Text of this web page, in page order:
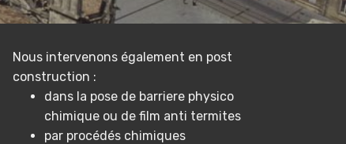
Nous intervenons également en post
construction :
dans la pose de barriere physico
chimique ou de film anti termites
par procédés chimiques